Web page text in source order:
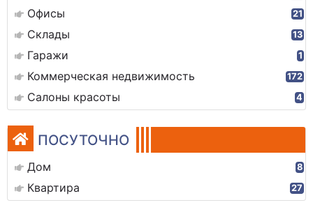
Офисы 21
Склады 13
Гаражи 1
Коммерческая недвижимость 172
Салоны красоты 4
ПОСУТОЧНО
Дом 8
Квартира 27